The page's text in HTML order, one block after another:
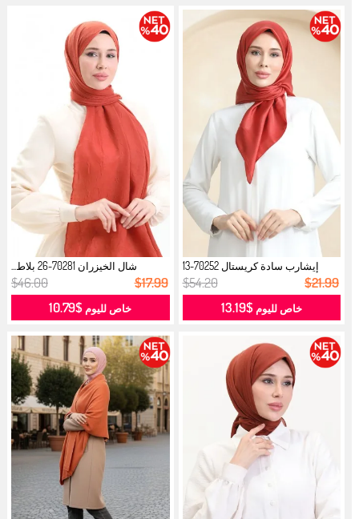
إيشارب سادة كريستال 70252-13
قرميدي...
$54.20 $21.99
خاص لليوم$13.19
شال الخيزران 70281-26 بلاط...
$46.00 $17.99
خاص لليوم $10.79